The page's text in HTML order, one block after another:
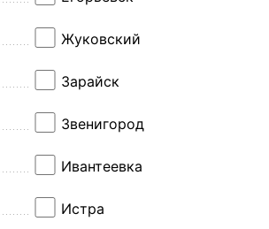
Жуковский
Зарайск
Звенигород
Ивантеевка
Истра